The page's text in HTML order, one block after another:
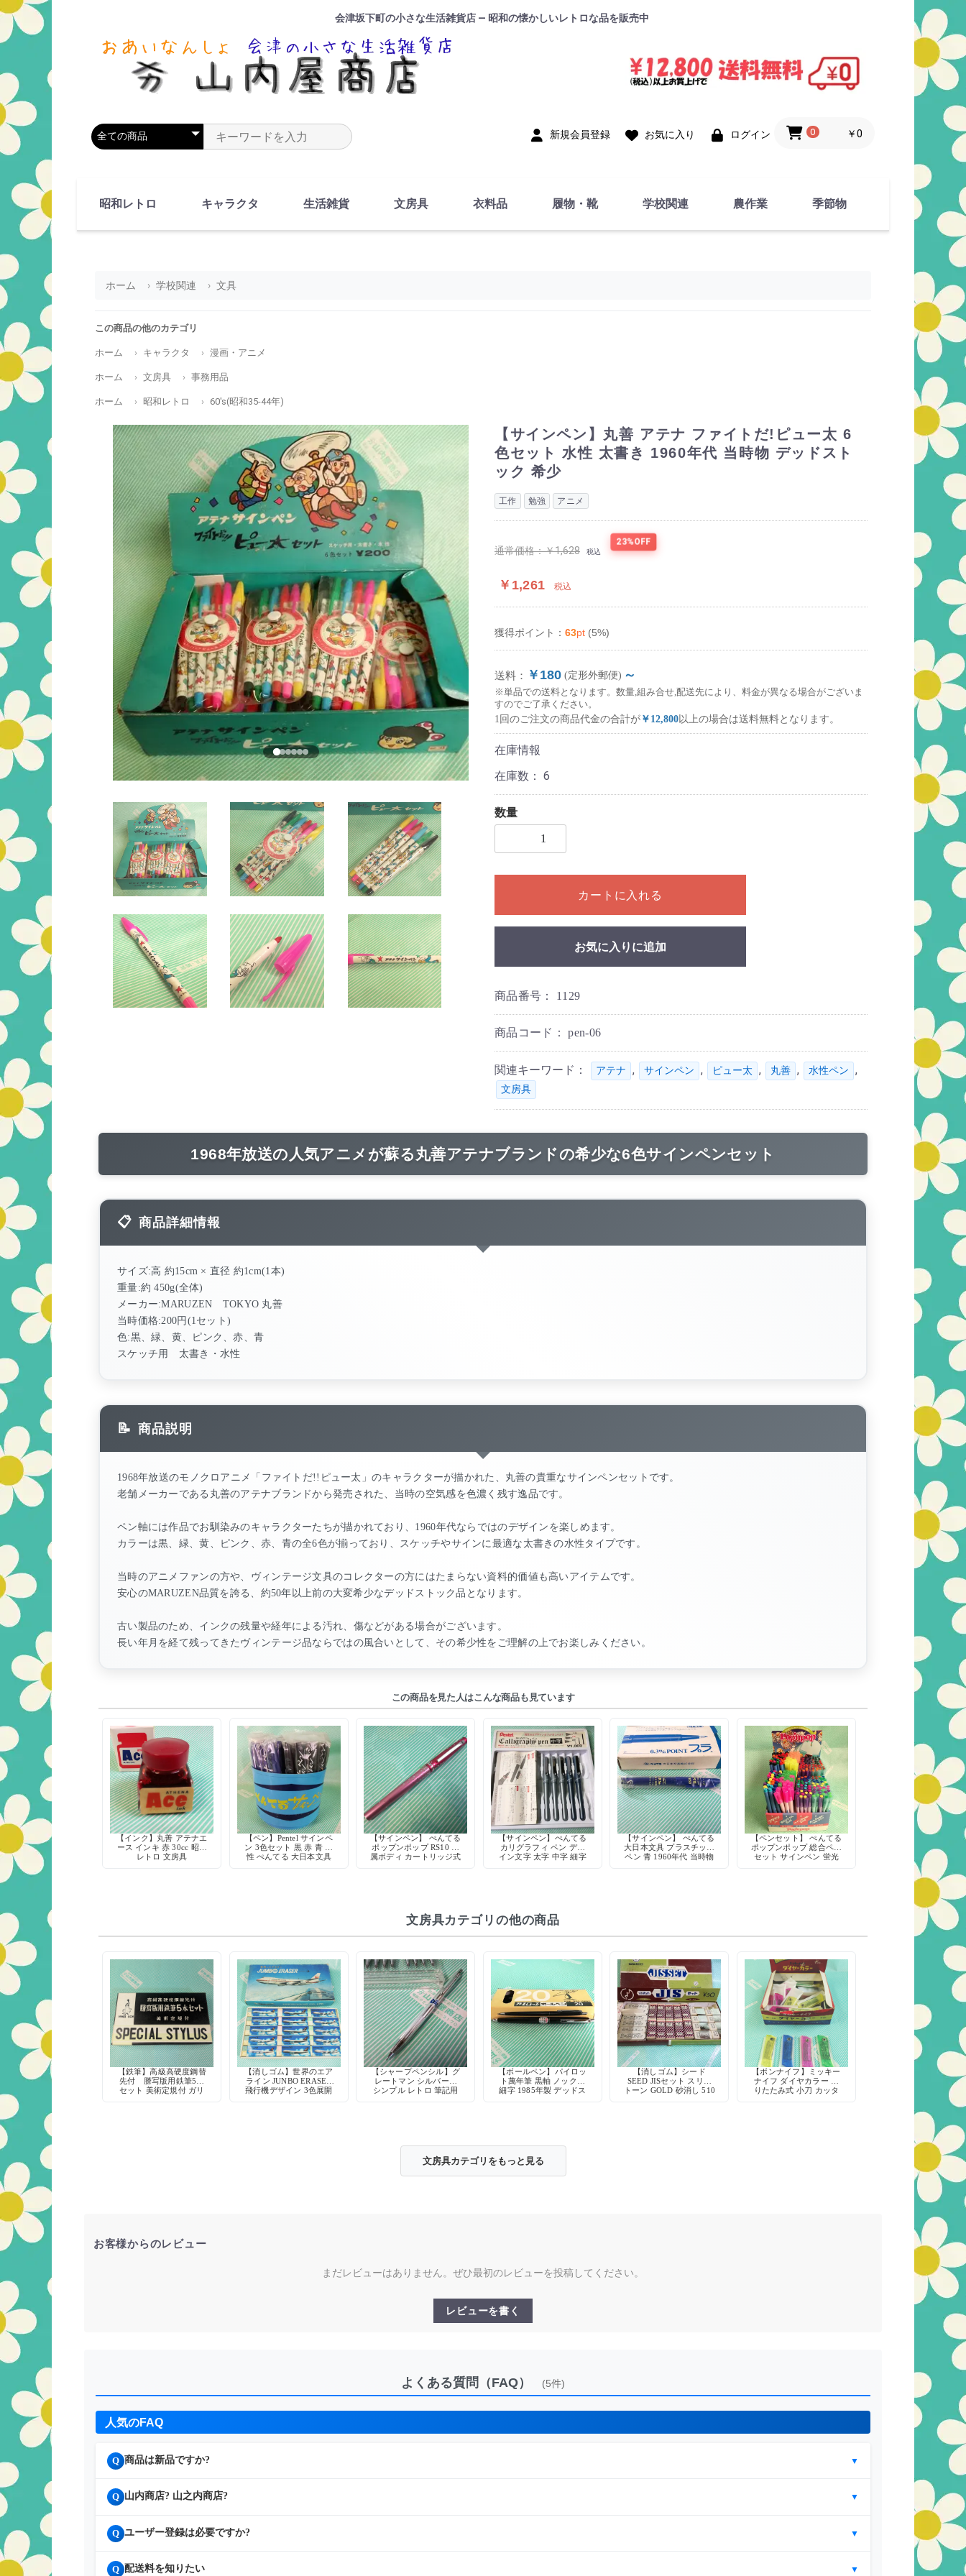
会津坂下町の小さな生活雑貨店 — 昭和の懐かしいレトロな品を販売中
商品カテゴリを選択 商品名やキーワードを入力 新規会員登録 お気に入り ログイン 0 ￥0
昭和レトロ キャラクタ 生活雑貨 文房具 衣料品 履物・靴 学校関連 農作業 季節物
ホーム 学校関連 文具
この商品の他のカテゴリ
ホーム キャラクタ 漫画・アニメ
ホーム 文房具 事務用品
ホーム 昭和レトロ 60's(昭和35-44年)
【サインペン】丸善 アテナ ファイトだ!ピュー太 6
色セット 水性 太書き 1960年代 当時物 デッドスト
ック 希少
工作 勉強 アニメ
通常価格：￥1,628 税込
23%OFF
￥1,261 税込
獲得ポイント： 63pt (5%)
送料： ￥180 (定形外郵便) ～
※単品での送料となります。数量,組み合せ,配送先により、料金が異なる場合がございま
すのでご了承ください。
1回のご注文の商品代金の合計が ￥12,800以上の場合は送料無料となります。
在庫情報
在庫数： 6
数量
1個以上の数量を入力してください
カートに入れる
お気に入りに追加
商品番号： 1129
商品コード：pen-06
関連キーワード： アテナ , サインペン , ピュー太 , 丸善 , 水性ペン ,
文房具
1968年放送の人気アニメが蘇る丸善アテナブランドの希少な6色サインペンセット
商品詳細情報
サイズ:高 約15cm × 直径 約1cm(1本)
重量:約 450g(全体)
メーカー:MARUZEN TOKYO 丸善
当時価格:200円(1セット)
色:黒、緑、黄、ピンク、赤、青
スケッチ用 太書き・水性
商品説明
1968年放送のモノクロアニメ「ファイトだ!!ピュー太」のキャラクターが描かれた、丸善の貴重なサインペンセットです。
老舗メーカーである丸善のアテナブランドから発売された、当時の空気感を色濃く残す逸品です。
ペン軸には作品でお馴染みのキャラクターたちが描かれており、1960年代ならではのデザインを楽しめます。
カラーは黒、緑、黄、ピンク、赤、青の全6色が揃っており、スケッチやサインに最適な太書きの水性タイプです。
当時のアニメファンの方や、ヴィンテージ文具のコレクターの方にはたまらない資料的価値も高いアイテムです。
安心のMARUZEN品質を誇る、約50年以上前の大変希少なデッドストック品となります。
古い製品のため、インクの残量や経年による汚れ、傷などがある場合がございます。
長い年月を経て残ってきたヴィンテージ品ならではの風合いとして、その希少性をご理解の上でお楽しみください。
この商品を見た人はこんな商品も見ています
【インク】丸善 アテナエ
ース インキ 赤 30cc 昭和
レトロ 文房具
【ペン】Pentel サインペ
ン 3色セット 黒 赤 青 水
性 ぺんてる 大日本文具
【サインペン】 ぺんてる
ポップンポップ RS10 金
属ボディ カートリッジ式
【サインペン】ぺんてる
カリグラフィ ペン デザ
イン文字 太字 中字 細字
【サインペン】 ぺんてる
大日本文具 プラスチック
ペン 青 1960年代 当時物
【ペンセット】 ぺんてる
ポップンポップ 総合ペン
セット サインペン 蛍光
文房具カテゴリの他の商品
【鉄筆】高級高硬度鋼替
先付 謄写版用鉄筆5本
セット 美術定規付 ガリ
【消しゴム】世界のエア
ライン JUNBO ERASER
飛行機デザイン 3色展開
【シャープペンシル】グ
レートマン シルバー軸
シンプル レトロ 筆記用
【ボールペン】パイロッ
ト萬年筆 黒軸 ノック式
細字 1985年製 デッドス
【消しゴム】シード
SEED JISセット スリー
トーン GOLD 砂消し 510
【ボンナイフ】ミッキー
ナイフ ダイヤカラー 折
りたたみ式 小刀 カッタ
文房具カテゴリをもっと見る
お客様からのレビュー
まだレビューはありません。ぜひ最初のレビューを投稿してください。
レビューを書く
よくある質問（FAQ） (5件)
人気のFAQ
Q 商品は新品ですか? ▼
Q 山内商店? 山之内商店? ▼
Q ユーザー登録は必要ですか? ▼
Q 配送料を知りたい ▼